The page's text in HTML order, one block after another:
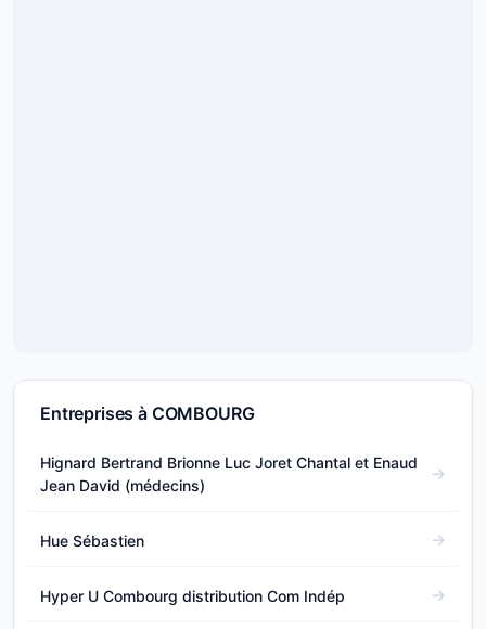
Entreprises à COMBOURG
Hignard Bertrand Brionne Luc Joret Chantal et Enaud
Jean David (médecins)
Hue Sébastien
Hyper U Combourg distribution Com Indép